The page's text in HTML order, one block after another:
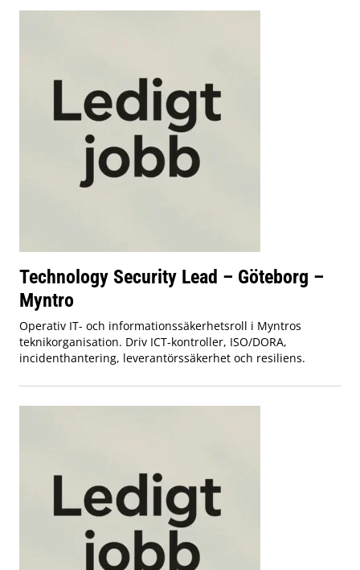
Technology Security Lead – Göteborg –
Myntro
Operativ IT- och informationssäkerhetsroll i Myntros
teknikorganisation. Driv ICT-kontroller, ISO/DORA,
incidenthantering, leverantörssäkerhet och resiliens.